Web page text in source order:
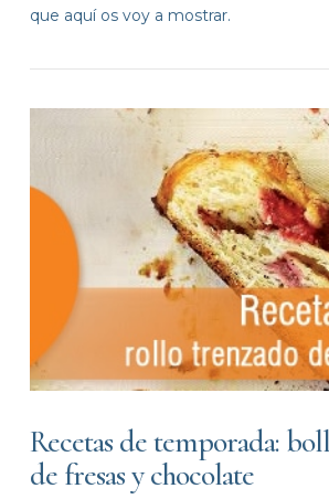
que aquí os voy a mostrar.
Recetas de temporada:
de fresas y chocolate